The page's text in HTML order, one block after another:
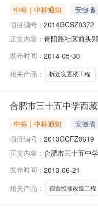
中标｜中标通知
安徽省
项目编号： 2014GCSZ0372
正文内容： 青阳路社区前头
青阳路社区居民
情况公告如下：预
发布时间： 2014-05-30
相关产品：
拆迁安置楼工程
合肥市三十五中学西
中标｜中标通知
安徽省
项目编号： 2013GCFZ0619
正文内容： 合肥市三十五中
心工程部（合肥
年06月2
发布时间： 2013-06-21
相关产品：
宿舍维修改造工程